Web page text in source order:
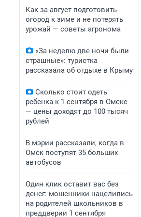
Как за август подготовить
огород к зиме и не потерять
урожай — советы агронома
«За неделю две ночи были
страшные»: туристка
рассказала об отдыхе в Крыму
Сколько стоит одеть
ребенка к 1 сентября в Омске
— цены доходят до 100 тысяч
рублей
В мэрии рассказали, когда в
Омск поступят 35 больших
автобусов
Один клик оставит вас без
денег: мошенники нацелились
на родителей школьников в
преддверии 1 сентября